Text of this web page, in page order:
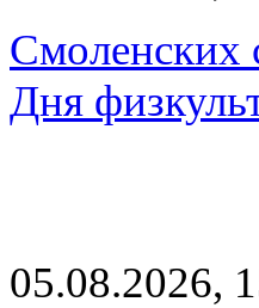
Смоленских
Дня
05.08.2026,